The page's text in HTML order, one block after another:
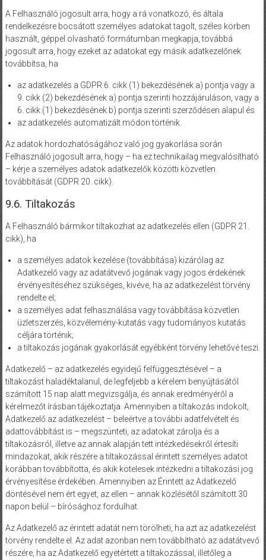
A Felhasználó jogosult arra, hogy a rá vonatkozó, és általa
rendelkezésre bocsátott személyes adatokat tagolt, széles körben
használt, géppel olvasható formátumban megkapja, továbbá
jogosult arra, hogy ezeket az adatokat egy másik adatkezelőnek
továbbítsa, ha
az adatkezelés a GDPR 6. cikk (1) bekezdésének a) pontja vagy a
9. cikk (2) bekezdésének a) pontja szerinti hozzájáruláson, vagy a
6. cikk (1) bekezdésének b) pontja szerinti szerződésen alapul és
az adatkezelés automatizált módon történik.
Az adatok hordozhatóságához való jog gyakorlása során
Felhasználó jogosult arra, hogy – ha ez technikailag megvalósítható
– kérje a személyes adatok adatkezelők közötti közvetlen
továbbítását (GDPR 20. cikk).
9.6. Tiltakozás
A Felhasználó bármikor tiltakozhat az adatkezelés ellen (GDPR 21.
cikk), ha
a személyes adatok kezelése (továbbítása) kizárólag az
Adatkezelő vagy az adatátvevő jogának vagy jogos érdekének
érvényesítéséhez szükséges, kivéve, ha az adatkezelést törvény
rendelte el;
a személyes adat felhasználása vagy továbbítása közvetlen
üzletszerzés, közvélemény-kutatás vagy tudományos kutatás
céljára történik;
a tiltakozás jogának gyakorlását egyébként törvény lehetővé teszi.
Adatkezelő – az adatkezelés egyidejű felfüggesztésével – a
tiltakozást haladéktalanul, de legfeljebb a kérelem benyújtásától
számított 15 nap alatt megvizsgálja, és annak eredményéről a
kérelmezőt írásban tájékoztatja. Amennyiben a tiltakozás indokolt,
Adatkezelő az adatkezelést – beleértve a további adatfelvételt és
adattovábbítást is – megszünteti, az adatokat zárolja és a
tiltakozásról, illetve az annak alapján tett intézkedésekről értesíti
mindazokat, akik részére a tiltakozással érintett személyes adatot
korábban továbbította, és akik kötelesek intézkedni a tiltakozási jog
érvényesítése érdekében. Amennyiben az Érintett az Adatkezelő
döntésével nem ért egyet, az ellen – annak közlésétől számított 30
napon belül – bírósághoz fordulhat.
Az Adatkezelő az érintett adatát nem törölheti, ha azt az adatkezelést
törvény rendelte el. Az adat azonban nem továbbítható az adatátvevő
részére, ha az Adatkezelő egyetértett a tiltakozással, illetőleg a